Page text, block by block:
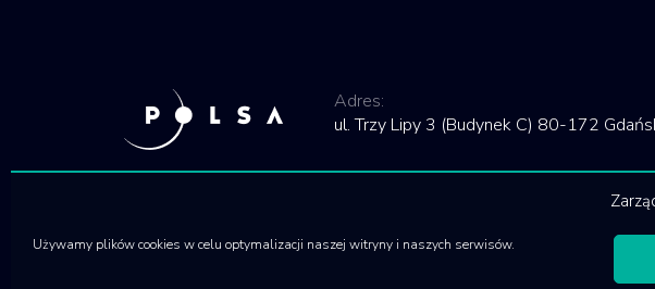
Używamy plików cookies w celu optymalizacji naszej witryny i naszych serwisów.
Adres:
ul. Trzy Lipy 3 (Budynek C) 80-172
© 2020 Polska Agencja Kosmiczna